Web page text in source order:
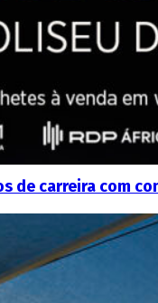
de carreira com